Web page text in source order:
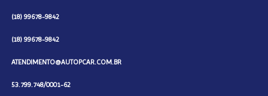
(18) 99678-9842
(18) 99678-9842
ATENDIMENTO@AUTOPCAR.COM.BR
53.799.748/0001-62